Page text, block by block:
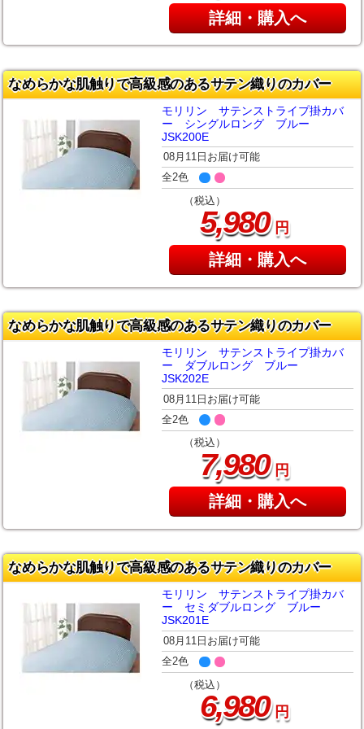
詳細・購入へ
なめらかな肌触りで高級感のあるサテン織りのカバー
モリリン サテンストライプ掛カバ
ー シングルロング ブルー
JSK200E
08月11日お届け可能
全2色
（税込）
5,980円
詳細・購入へ
なめらかな肌触りで高級感のあるサテン織りのカバー
モリリン サテンストライプ掛カバ
ー ダブルロング ブルー
JSK202E
08月11日お届け可能
全2色
（税込）
7,980円
詳細・購入へ
なめらかな肌触りで高級感のあるサテン織りのカバー
モリリン サテンストライプ掛カバ
ー セミダブルロング ブルー
JSK201E
08月11日お届け可能
全2色
（税込）
6,980円